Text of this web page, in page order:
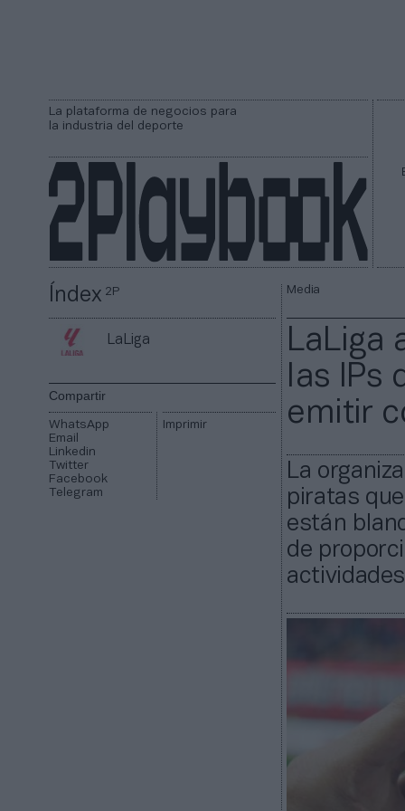
La plataforma de negocios para
la industria del deporte
Índex2P
LaLiga
Compartir
WhatsApp
Email
Linkedin
Twitter
Facebook
Telegram
Imprimir
Media
LaLiga
las IPs
emitir
La
piratas
están
de